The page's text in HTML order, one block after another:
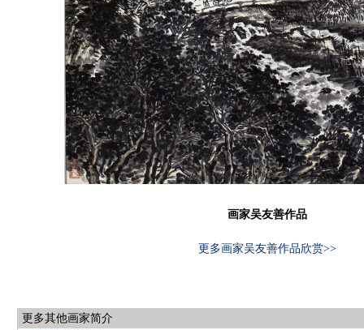
画家吴友善作品
更多画家吴友善作品欣赏>>
更多其他画家简介